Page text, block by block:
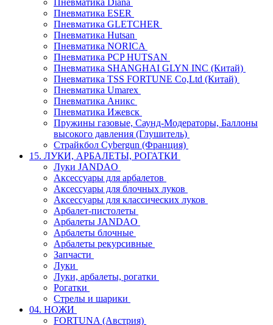
Пневматика Diana
Пневматика ESER
Пневматика GLETCHER
Пневматика Hutsan
Пневматика NORICA
Пневматика PCP HUTSAN
Пневматика SHANGHAI GLYN INC (Китай)
Пневматика TSS FORTUNE Co,Ltd (Китай)
Пневматика Umarex
Пневматика Аникс
Пневматика Ижевск
Пружины газовые, Саунд-Модераторы, Баллоны
высокого давления (Глушитель)
Страйкбол Cybergun (Франция)
15. ЛУКИ, АРБАЛЕТЫ, РОГАТКИ
Луки JANDAO
Аксессуары для арбалетов
Аксессуары для блочных луков
Аксессуары для классических луков
Арбалет-пистолеты
Арбалеты JANDAO
Арбалеты блочные
Арбалеты рекурсивные
Запчасти
Луки
Луки, арбалеты, рогатки
Рогатки
Стрелы и шарики
04. НОЖИ
FORTUNA (Австрия)